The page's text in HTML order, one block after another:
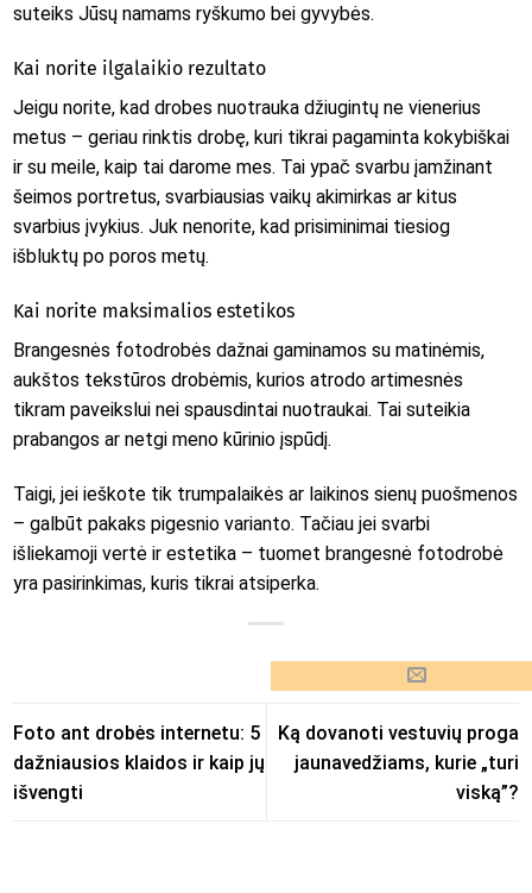
suteiks Jūsų namams ryškumo bei gyvybės.
Kai norite ilgalaikio rezultato
Jeigu norite, kad drobes nuotrauka džiugintų ne vienerius
metus – geriau rinktis drobę, kuri tikrai pagaminta kokybiškai
ir su meile, kaip tai darome mes. Tai ypač svarbu įamžinant
šeimos portretus, svarbiausias vaikų akimirkas ar kitus
svarbius įvykius. Juk nenorite, kad prisiminimai tiesiog
išbluktų po poros metų.
Kai norite maksimalios estetikos
Brangesnės fotodrobės dažnai gaminamos su matinėmis,
aukštos tekstūros drobėmis, kurios atrodo artimesnės
tikram paveikslui nei spausdintai nuotraukai. Tai suteikia
prabangos ar netgi meno kūrinio įspūdį.
Taigi, jei ieškote tik trumpalaikės ar laikinos sienų puošmenos
– galbūt pakaks pigesnio varianto. Tačiau jei svarbi
išliekamoji vertė ir estetika – tuomet brangesnė fotodrobė
yra pasirinkimas, kuris tikrai atsiperka.
Foto ant drobės internetu: 5
dažniausios klaidos ir kaip jų
išvengti
Ką dovanoti vestuvių proga
jaunavedžiams, kurie „turi
viską”?